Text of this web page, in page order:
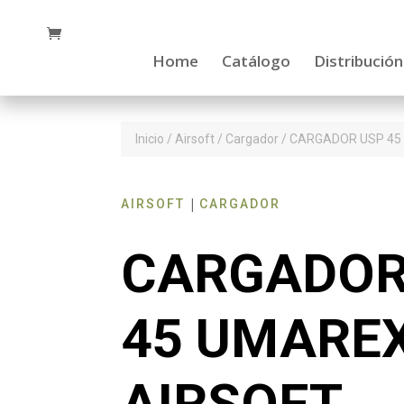
Home Catálogo
Inicio / Airsoft / Cargador / CARGADOR USP
AIRSOFT | CARGADOR
45